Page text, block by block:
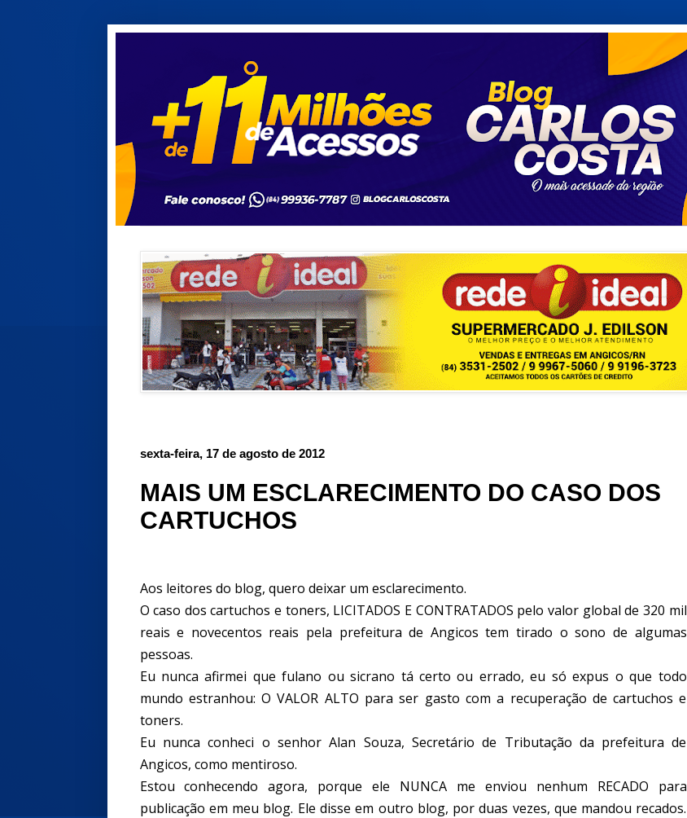
sexta-feira, 17 de agosto de 2012
MAIS UM ESCLARECIMENTO DO CASO DOS
CARTUCHOS
Aos leitores do blog, quero deixar um esclarecimento.
O caso dos cartuchos e toners, LICITADOS E CONTRATADOS pelo valor global de 320 mil
reais e novecentos reais pela prefeitura de Angicos tem tirado o sono de algumas
pessoas.
Eu nunca afirmei que fulano ou sicrano tá certo ou errado, eu só expus o que todo
mundo estranhou: O VALOR ALTO para ser gasto com a recuperação de cartuchos e
toners.
Eu nunca conheci o senhor Alan Souza, Secretário de Tributação da prefeitura de
Angicos, como mentiroso.
Estou conhecendo agora, porque ele NUNCA me enviou nenhum RECADO para
publicação em meu blog. Ele disse em outro blog, por duas vezes, que mandou recados.